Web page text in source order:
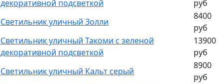
декоративной подсветкой
руб
Светильник уличный Золли
8400
руб
Светильник уличный Такоми c зеленой
декоративной подсветкой
13900
руб
Светильник уличный Кальт серый
8900
руб